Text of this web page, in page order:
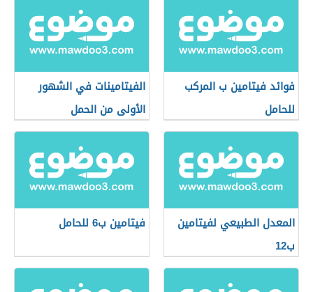
فوائد فيتامين ب المركب
للحامل
الفيتامينات في الشهور
الأولى من الحمل
المعدل الطبيعي لفيتامين
ب12
فيتامين ب6 للحامل